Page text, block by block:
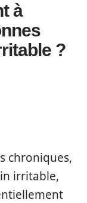
à
?
chroniques,
irritable,